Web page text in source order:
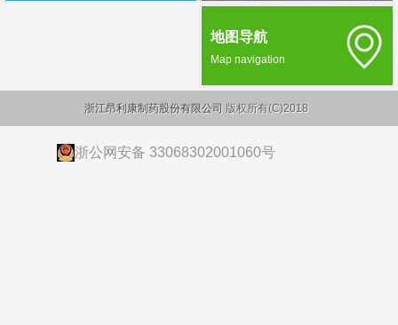
地图导航
Map navigation
浙江昂利康制药股份有限公司 版权所有(C)2018
浙公网安备 33068302001060号